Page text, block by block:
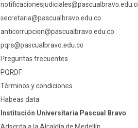
secretaria@pascualbravo.edu.co
anticorrupcion@pascualbravo.edu.co
pqrs@pascualbravo.edu.co
Preguntas frecuentes
PQRDF
Términos y condiciones
Habeas data
Institución Universitaria Pascual Bravo